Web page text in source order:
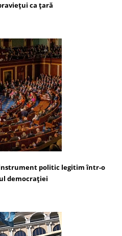
ca țară
politic legitim într-o
democrației